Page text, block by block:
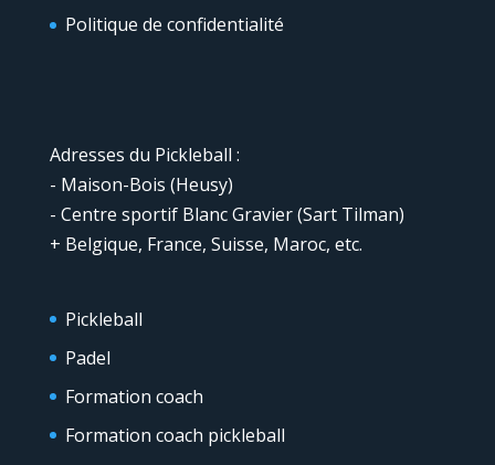
Politique de confidentialité
Adresses du Pickleball :
- Maison-Bois (Heusy)
- Centre sportif Blanc Gravier (Sart Tilman)
+ Belgique, France, Suisse, Maroc, etc.
Pickleball
Padel
Formation coach
Formation coach pickleball